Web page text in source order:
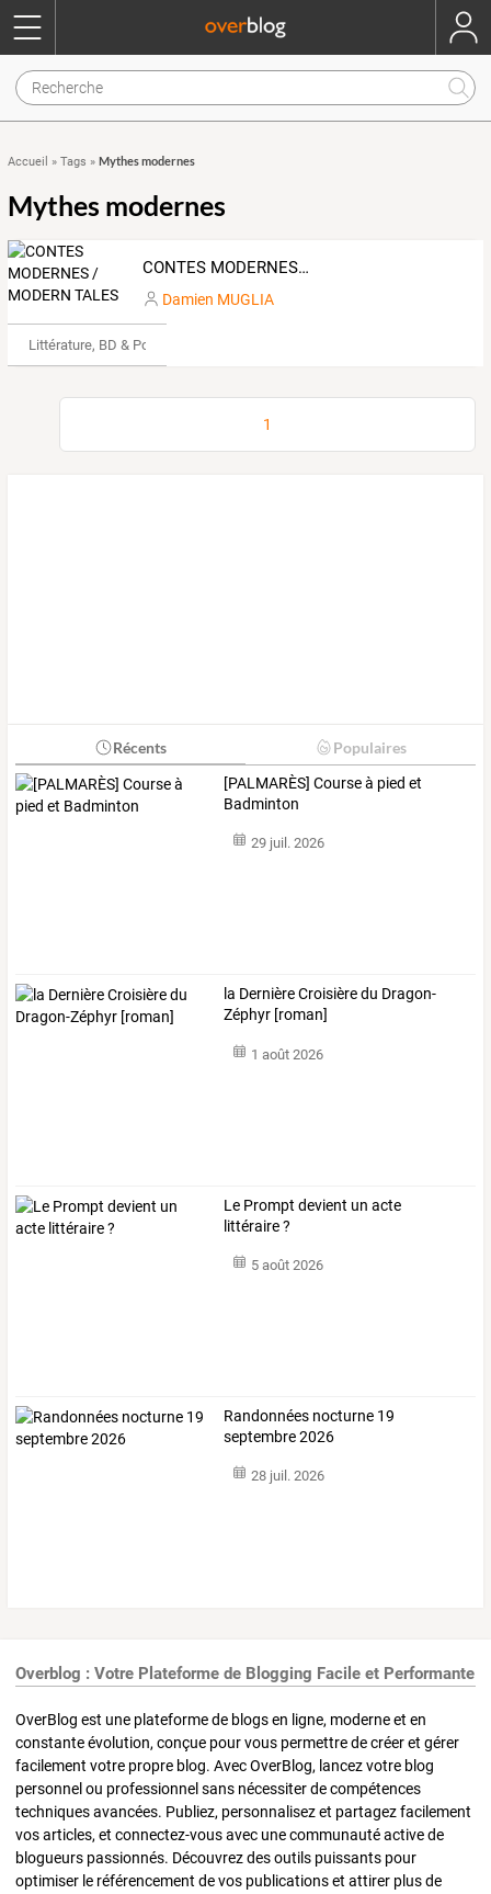
Accueil » Tags » Mythes modernes
Mythes modernes
CONTES MODERNES / MODERN TALES
Damien MUGLIA
Littérature, BD & Poésie
1
Récents Populaires
[PALMARÈS] Course à pied et
Badminton
29 juil. 2026
la Dernière Croisière du Dragon-
Zéphyr [roman]
1 août 2026
Le Prompt devient un acte
littéraire ?
5 août 2026
Randonnées nocturne 19
septembre 2026
28 juil. 2026
Overblog : Votre Plateforme de Blogging Facile et Performante
OverBlog est une plateforme de blogs en ligne, moderne et en
constante évolution, conçue pour vous permettre de créer et gérer
facilement votre propre blog. Avec OverBlog, lancez votre blog
personnel ou professionnel sans nécessiter de compétences
techniques avancées. Publiez, personnalisez et partagez facilement
vos articles, et connectez-vous avec une communauté active de
blogueurs passionnés. Découvrez des outils puissants pour
optimiser le référencement de vos publications et attirer plus de